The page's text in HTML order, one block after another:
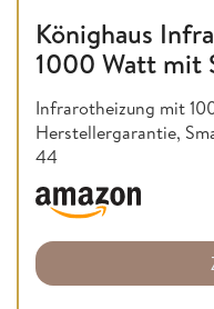
Könighaus
1000 Watt mit
Infrarotheizung mit
Herstellergarantie,
44